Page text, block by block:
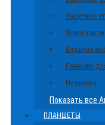
Защитные
Флеш-карты
Внешние
Ремешки
Наушники
Показать все
ПЛАНШЕТЫ